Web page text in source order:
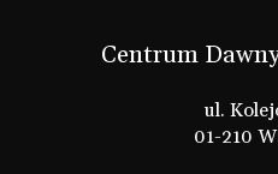
Centrum
ul.
01-210